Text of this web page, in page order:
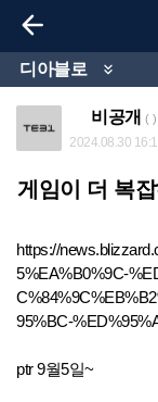

디아블로 
비공개 ( )
2024.08.30
게임이 더 복
https://
5%EA%B0%9C-
95%BC-
ptr 9월5일~